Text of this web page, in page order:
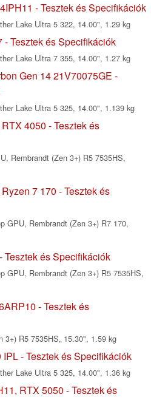
- Tesztek és Specifikációk
Lake Ultra 5 322, 14.00", 1.29 kg
Tesztek és Specifikációk
Lake Ultra 7 355, 14.00", 1.27 kg
Gen 14 21V70075GE -
Lake Ultra 5 325, 14.00", 1.139 kg
4050 - Tesztek és
Rembrandt (Zen 3+) R5 7535HS,
7 170 - Tesztek és
GPU, Rembrandt (Zen 3+) R7 170,
Tesztek és Specifikációk
GPU, Rembrandt (Zen 3+) R5 7535HS,
- Tesztek és
3+) R5 7535HS, 15.30", 1.59 kg
- Tesztek és Specifikációk
Lake Ultra 5 325, 14.00", 1.36 kg
RTX 5050 - Tesztek és